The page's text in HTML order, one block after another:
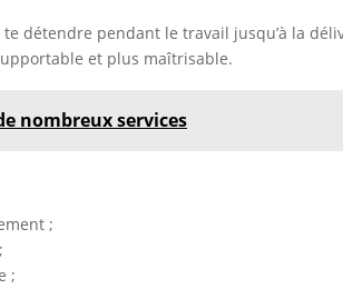
détendre pendant le travail jusqu’à la
et plus maîtrisable.
nombreux services
;
;